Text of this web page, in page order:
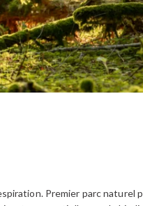
Premier parc naturel